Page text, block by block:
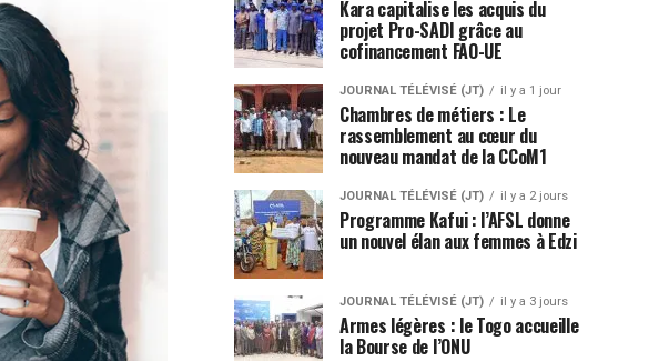
Kara capitalise les acquis du
projet Pro-SADI grâce au
cofinancement FAO-UE
JOURNAL TÉLÉVISÉ (JT) il y a 1 jour
Chambres de métiers : Le
rassemblement au cœur du
nouveau mandat de la CCoM1
JOURNAL TÉLÉVISÉ (JT) il y a 2 jours
Programme Kafui : l’AFSL donne
un nouvel élan aux femmes à Edzi
JOURNAL TÉLÉVISÉ (JT) il y a 3 jours
Armes légères : le Togo accueille
la Bourse de l’ONU